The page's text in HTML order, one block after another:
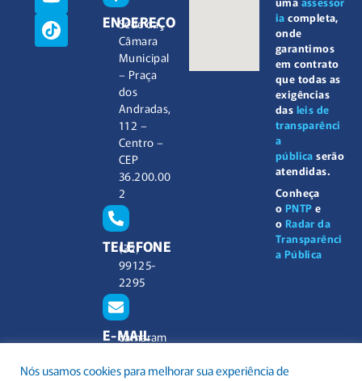
ENDEREÇO
Sede da
Câmara
Municipal
– Praça
dos
Andradas,
112 –
Centro –
CEP
36.200.00
2
TELEFONE
(32)
99125-
2295
E-MAIL
camaram
barbacen
ia completa,
onde
garantimos
em contrato
que todas as
exigências
das leis de
transparênci
a
pública serão
atendidas.
Conheça
o PNTP e
o Radar da
Transparênci
a Pública
Nós usamos cookies para melhorar sua experiência de